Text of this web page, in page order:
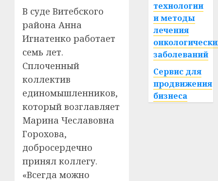
В суде Витебского
района Анна
Игнатенко работает
семь лет.
Сплоченный
коллектив
единомышленников,
который возглавляет
Марина Чеславовна
Горохова,
добросердечно
принял коллегу.
«Всегда можно
технологии
и методы
лечения
заболеваний
Сервис для
продвижения
бизнеса